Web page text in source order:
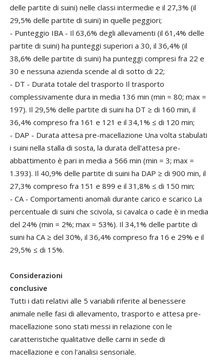
delle partite di suini) nelle classi intermedie e il 27,3% (il
29,5% delle partite di suini) in quelle peggiori;
- Punteggio IBA - Il 63,6% degli allevamenti (il 61,4% delle
partite di suini) ha punteggi superiori a 30, il 36,4% (il
38,6% delle partite di suini) ha punteggi compresi fra 22 e
30 e nessuna azienda scende al di sotto di 22;
- DT - Durata totale del trasporto Il trasporto
complessivamente dura in media 136 min (min = 80; max =
197). Il 29,5% delle partite di suini ha DT ≥ di 160 min, il
36,4% compreso fra 161 e 121 e il 34,1% ≤ di 120 min;
- DAP - Durata attesa pre-macellazione Una volta stabulati
i suini nella stalla di sosta, la durata dell'attesa pre-
abbattimento è pari in media a 566 min (min = 3; max =
1.393). Il 40,9% delle partite di suini ha DAP ≥ di 900 min, il
27,3% compreso fra 151 e 899 e il 31,8% ≤ di 150 min;
- CA - Comportamenti anomali durante carico e scarico La
percentuale di suini che scivola, si cavalca o cade è in media
del 24% (min = 2%; max = 53%). Il 34,1% delle partite di
suini ha CA ≥ del 30%, il 36,4% compreso fra 16 e 29% e il
29,5% ≤ di 15%.
Considerazioni
conclusive
Tutti i dati relativi alle 5 variabili riferite al benessere
animale nelle fasi di allevamento, trasporto e attesa pre-
macellazione sono stati messi in relazione con le
caratteristiche qualitative delle carni in sede di
macellazione e con l'analisi sensoriale.